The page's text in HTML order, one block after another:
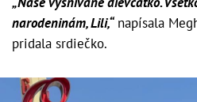
narodeninám, Lili,“napísala
pridala srdiečko.